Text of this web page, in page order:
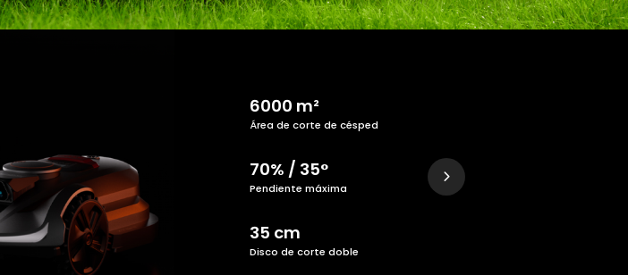
6000 m²
Área de corte de césped
70% / 35°
Pendiente máxima
35 cm
Disco de corte doble